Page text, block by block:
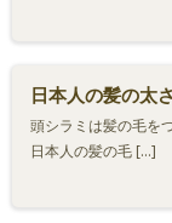
日本人の髪の太
頭シラミは髪の毛を
日本人の髪の毛 […]